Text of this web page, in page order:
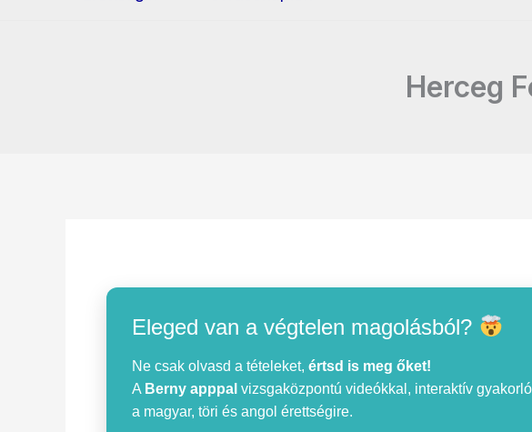
Herceg
Eleged van a végtelen magolásból?
Ne csak olvasd a tételeket, értsd is meg őket!
A Berny apppal vizsgaközpontú videókkal, interaktív
a magyar, töri és angol érettségire.